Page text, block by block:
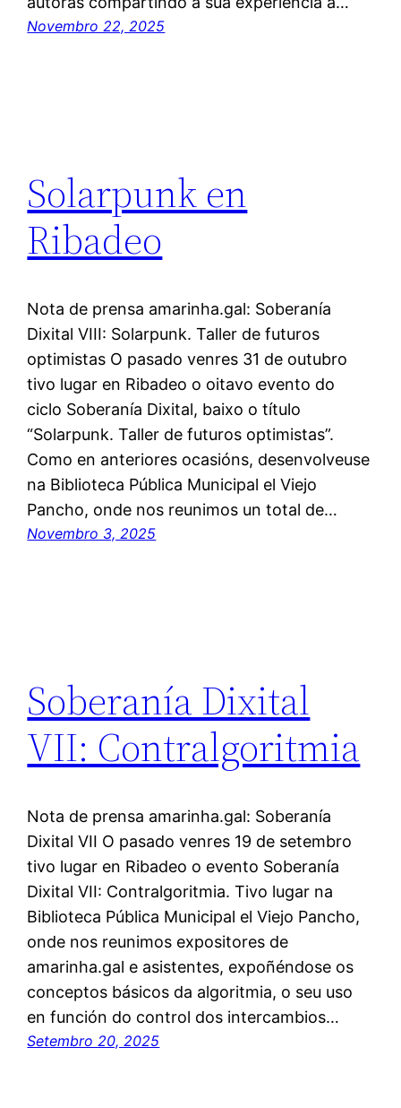
Novembro 22, 2025
Solarpunk en
Ribadeo
Nota de prensa amarinha.gal: Soberanía
Dixital VIII: Solarpunk. Taller de futuros
optimistas O pasado venres 31 de outubro
tivo lugar en Ribadeo o oitavo evento do
ciclo Soberanía Dixital, baixo o título
“Solarpunk. Taller de futuros optimistas”.
Como en anteriores ocasións, desenvolveuse
na Biblioteca Pública Municipal el Viejo
Pancho, onde nos reunimos un total de…
Novembro 3, 2025
Soberanía Dixital
VII: Contralgoritmia
Nota de prensa amarinha.gal: Soberanía
Dixital VII O pasado venres 19 de setembro
tivo lugar en Ribadeo o evento Soberanía
Dixital VII: Contralgoritmia. Tivo lugar na
Biblioteca Pública Municipal el Viejo Pancho,
onde nos reunimos expositores de
amarinha.gal e asistentes, expoñéndose os
conceptos básicos da algoritmia, o seu uso
en función do control dos intercambios…
Setembro 20, 2025